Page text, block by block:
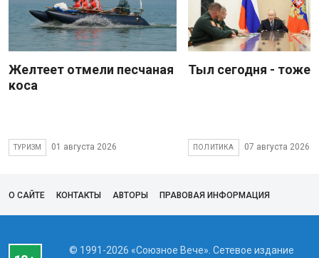
Желтеет отмели песчаная
коса
ТУРИЗМ 01 августа 2026
Тыл сегодня - тоже
ПОЛИТИКА 07 августа 2026
О САЙТЕ КОНТАКТЫ АВТОРЫ ПРАВОВАЯ ИНФОРМАЦИЯ
© 1991-2026 «Союзное Вече». Сетевое издание